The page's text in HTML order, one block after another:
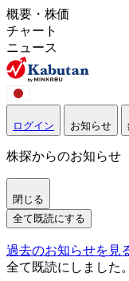
概要・株価
チャート
ニュース
ログイン お知らせ
株探からのお知らせ
閉じる
全て既読にする
過去のお知らせを見
全て既読にしました。